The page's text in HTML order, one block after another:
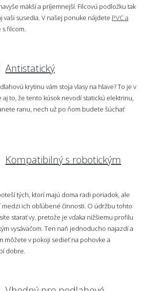
mäkší a príjemnejší. Filcovú podložku tak
vaši susedia. V našej ponuke nájdete PVC a
filcom.
Antistatický
krytinu vám stoja vlasy na hlave? To je v
to, že tento kúsok nevodí statickú elektrinu,
ranu, nech už po ňom budete šúchať
Kompatibilný s robotickým
tých, ktorí majú doma radi poriadok, ale
ich obľúbené činnosti. O údržbu tohto
starať vy, pretože je vďaka nižšiemu profilu
vysávačom. Ten naň jednoducho najazdí a
môžete v pokoji sedieť na pohovke a
dobre.